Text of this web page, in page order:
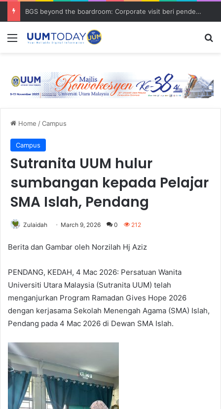
BGS beyond the boardroom: Corporate visit beri pendedahan dunia korporat kepada PELAJAR UUM
Menu
Home /Campus
Campus
Sutranita UUM hulur
sumbangan kepada Pelajar
SMA Islah, Pendang
Zulaidah March 9, 2026 0 212
Berita dan Gambar oleh Norzilah Hj Aziz
PENDANG, KEDAH, 4 Mac 2026: Persatuan Wanita
Universiti Utara Malaysia (Sutranita UUM) telah
menganjurkan Program Ramadan Gives Hope 2026
dengan kerjasama Sekolah Menengah Agama (SMA) Islah,
Pendang pada 4 Mac 2026 di Dewan SMA Islah.